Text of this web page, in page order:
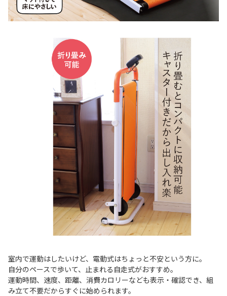
室内で運動はしたいけど、電動式はちょっと不安という方に。
自分のペースで歩いて、止まれる自走式がおすすめ。
運動時間、速度、距離、消費カロリーなども表示・確認でき、組
み立て不要だからすぐに始められます。